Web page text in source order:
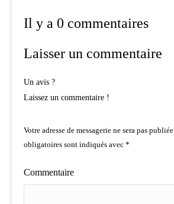
Il y a 0 commentaires
Laisser un commentaire
Un avis ?
Laissez un commentaire !
Votre adresse de messagerie ne sera pas publiée.
obligatoires sont indiqués avec *
Commentaire